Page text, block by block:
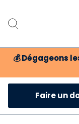
💰 Dégageons
Faire un